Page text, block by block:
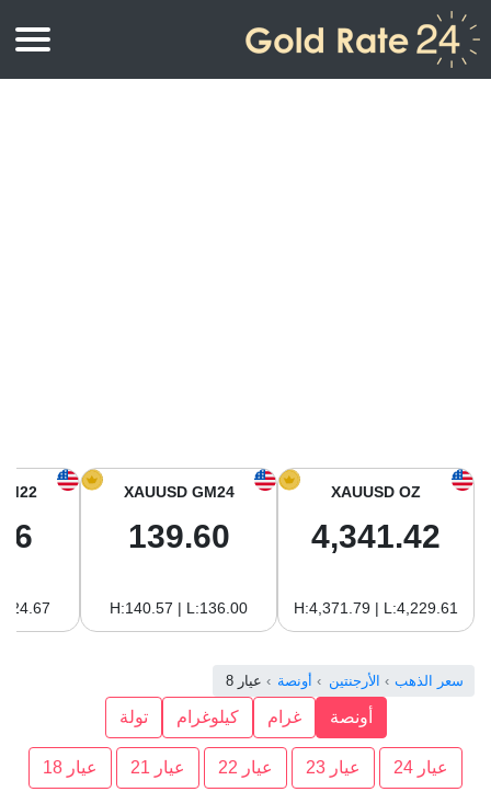
أسعار الذهب في أمريكا الجنوبية
XAUUSD OZ
4,341.42
H:4,371.79 | L:4,229.61
XAUUSD GM24
139.60
H:140.57 | L:136.00
سعر الذهب الأرجنتين أونصة عيار 8
أونصة غرام كيلوغرام تولة
عيار 24 عيار 23 عيار 22 عيار 21 عيار 18